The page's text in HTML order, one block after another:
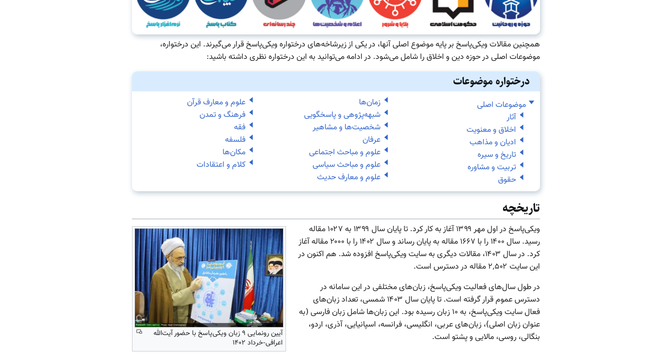
همچنین مقالات ویکی‌پاسخ بر پایه موضوع اصلی آنها، در یکی از زیرشاخه‌های درختواره ویکی‌پاسخ قرار می‌گیرند. این درختواره،
موضوعات اصلی در حوزه دین و اخلاق را شامل می‌شود. در ادامه می‌توانید به این درختواره نظری داشته باشید:
درختواره موضوعات
موضوعات اصلی
آثار
اخلاق و معنویت
ادیان و مذاهب
تاریخ و سیره
تربیت و مشاوره
حقوق
زمان‌ها
شبهه‌پژوهی و پاسخگویی
شخصیت‌ها و مشاهیر
عرفان
علوم و مباحث اجتماعی
علوم و مباحث سیاسی
علوم و معارف حدیث
علوم و معارف قرآن
فرهنگ و تمدن
فقه
فلسفه
مکان‌ها
کلام و اعتقادات
تاریخچه
آیین رونمایی ۹ زبان ویکی‌پاسخ با حضور آیت‌الله
اعرافی-خرداد ۱۴۰۲
ویکی‌پاسخ در اول مهر ۱۳۹۹ آغاز به کار کرد. تا پایان سال ۱۳۹۹ به ۱۰۲۷ مقاله
رسید. سال ۱۴۰۰ را با ۱۶۶۷ مقاله به پایان رساند و سال ۱۴۰۲ را با ۲۰۰۰ مقاله آغاز
کرد. در سال ۱۴۰۳، مقالات دیگری به سایت ویکی‌پاسخ افزوده شد. هم اکنون در
این سایت ۲٬۵۰۲ مقاله در دسترس است.
در طول سال‌های فعالیت ویکی‌پاسخ، زبان‌های مختلفی در این سامانه در
دسترس عموم قرار گرفته است. تا پایان سال ۱۴۰۳ شمسی، تعداد زبان‌های
فعال سایت ویکی‌پاسخ، به ۱۰ زبان رسیده بود. این زبان‌ها شامل زبان فارسی (به
عنوان زبان اصلی)، زبان‌های عربی، انگلیسی، فرانسه، اسپانیایی، آذری، اردو،
بنگالی، روسی، مالایی و پشتو است.